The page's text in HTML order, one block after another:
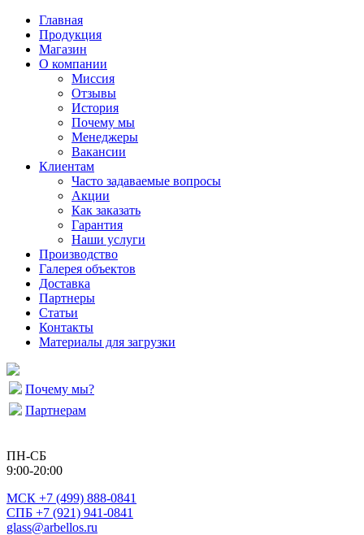
Главная
Продукция
Магазин
О компании
Миссия
Отзывы
История
Почему мы
Менеджеры
Вакансии
Клиентам
Часто задаваемые вопросы
Акции
Как заказать
Гарантия
Наши услуги
Производство
Галерея объектов
Доставка
Партнеры
Статьи
Контакты
Материалы для загрузки
Почему мы?
Партнерам
ПН-СБ
9:00-20:00
МСК +7 (499) 888-0841
СПБ +7 (921) 941-0841
glass@arbellos.ru